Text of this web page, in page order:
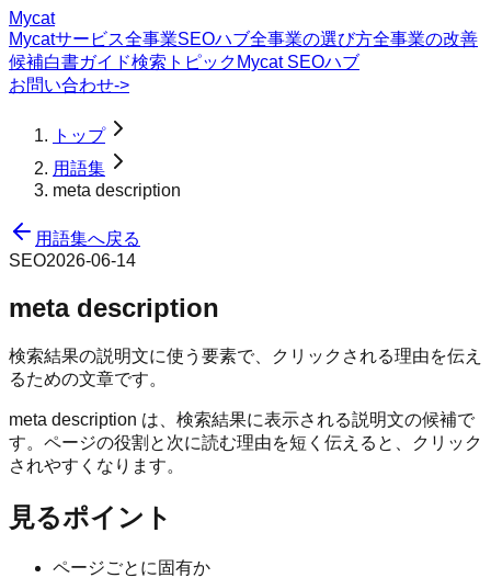
Mycat
Mycatサービス全事業SEOハブ全事業の選び方全事業の改善
候補白書ガイド検索トピック Mycat SEOハブ
お問い合わせ->
トップ
用語集
meta description
用語集へ戻る
SEO2026-06-14
meta description
検索結果の説明文に使う要素で、クリックされる理由を伝え
るための文章です。
meta description は、検索結果に表示される説明文の候補で
す。ページの役割と次に読む理由を短く伝えると、クリック
されやすくなります。
見るポイント
ページごとに固有か